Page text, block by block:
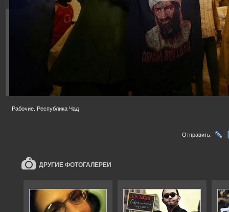
Рабочие. Республика Чад
Отправить:
ДРУГИЕ ФОТОГАЛЕРЕИ